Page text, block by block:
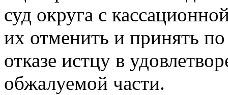
суд округа с
их отменить и принять
отказе истцу в
обжалуемой части.